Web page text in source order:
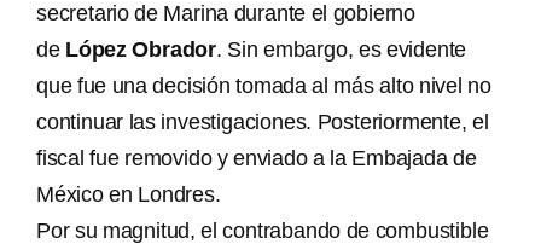
secretario de Marina durante el gobierno
de López Obrador. Sin embargo, es evidente
que fue una decisión tomada al más alto nivel no
continuar las investigaciones. Posteriormente, el
fiscal fue removido y enviado a la Embajada de
México en Londres.
Por su magnitud, el contrabando de combustible